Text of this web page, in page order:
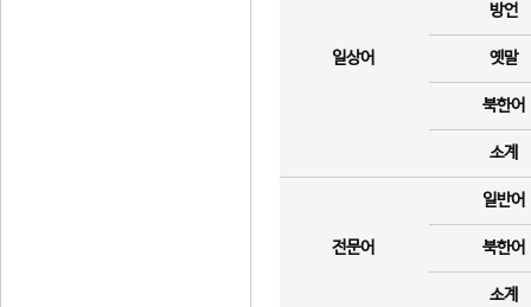
일상어
방언
옛말
북한어
소계
전문어
일반어
북한어
소계